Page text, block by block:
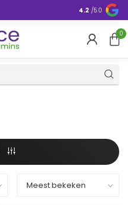
4.2 /5.0
0